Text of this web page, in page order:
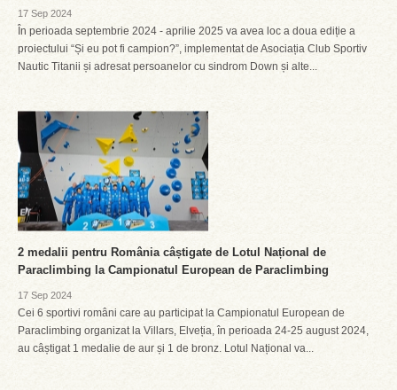
17 Sep 2024
În perioada septembrie 2024 - aprilie 2025 va avea loc a doua ediție a
proiectului “Și eu pot fi campion?”, implementat de Asociația Club Sportiv
Nautic Titanii și adresat persoanelor cu sindrom Down și alte...
2 medalii pentru România câștigate de Lotul Național de
Paraclimbing la Campionatul European de Paraclimbing
17 Sep 2024
Cei 6 sportivi români care au participat la Campionatul European de
Paraclimbing organizat la Villars, Elveția, în perioada 24-25 august 2024,
au câștigat 1 medalie de aur și 1 de bronz. Lotul Național va...